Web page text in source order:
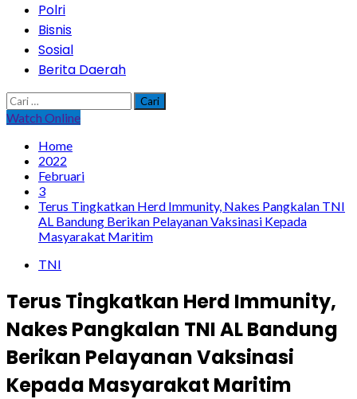
Polri
Bisnis
Sosial
Berita Daerah
Cari
untuk:
Watch Online
Home
2022
Februari
3
Terus Tingkatkan Herd Immunity, Nakes Pangkalan TNI
AL Bandung Berikan Pelayanan Vaksinasi Kepada
Masyarakat Maritim
TNI
Terus Tingkatkan Herd Immunity,
Nakes Pangkalan TNI AL Bandung
Berikan Pelayanan Vaksinasi
Kepada Masyarakat Maritim